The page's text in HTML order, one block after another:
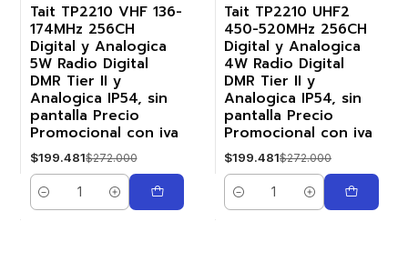
-27%
Tait TP2210 VHF 136-
174MHz 256CH
Digital y Analogica
5W Radio Digital
DMR Tier II y
Analogica IP54, sin
pantalla Precio
Promocional con iva
$199.481$272.000
Cantidad
-27%
Tait TP2210 UHF2
450-520MHz 256CH
Digital y Analogica
4W Radio Digital
DMR Tier II y
Analogica IP54, sin
pantalla Precio
Promocional con iva
$199.481$272.000
Cantidad